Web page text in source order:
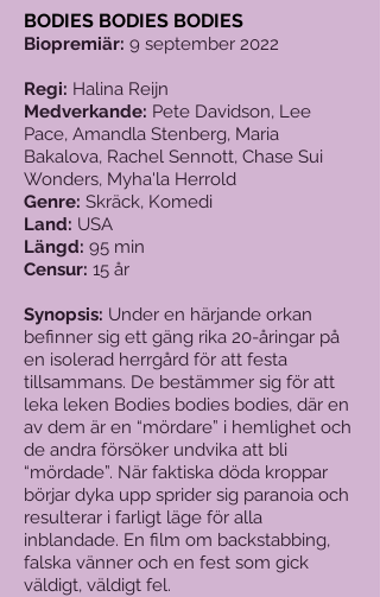
BODIES BODIES BODIES
Biopremiär: 9 september 2022
Regi: Halina Reijn
Medverkande: Pete Davidson, Lee
Pace, Amandla Stenberg, Maria
Bakalova, Rachel Sennott, Chase Sui
Wonders, Myha'la Herrold
Genre: Skräck, Komedi
Land: USA
Längd: 95 min
Censur: 15 år
Synopsis: Under en härjande orkan
befinner sig ett gäng rika 20-åringar på
en isolerad herrgård för att festa
tillsammans. De bestämmer sig för att
leka leken Bodies bodies bodies, där en
av dem är en “mördare” i hemlighet och
de andra försöker undvika att bli
“mördade”. När faktiska döda kroppar
börjar dyka upp sprider sig paranoia och
resulterar i farligt läge för alla
inblandade. En film om backstabbing,
falska vänner och en fest som gick
väldigt, väldigt fel.